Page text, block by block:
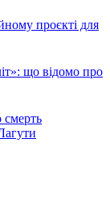
проєкті для
що відомо про
смерть